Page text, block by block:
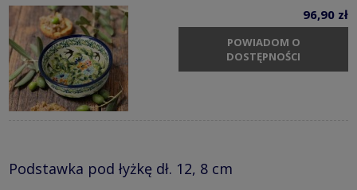
96,90 zł
POWIADOM O
DOSTĘPNOŚCI
Podstawka pod łyżkę dł. 12, 8 cm